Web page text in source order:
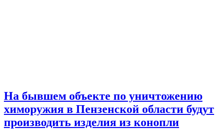
На бывшем объекте по уничтожению
химоружия в Пензенской области будут
производить изделия из конопли